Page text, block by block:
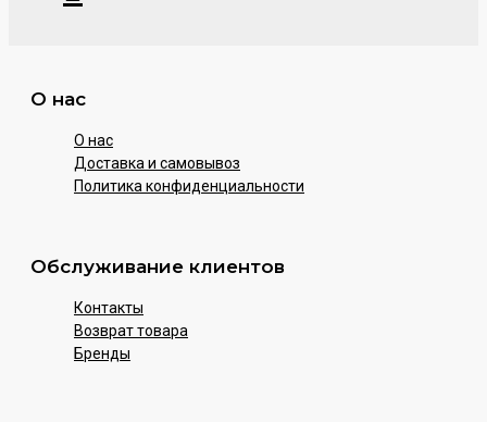
О нас
О нас
Доставка и самовывоз
Политика конфиденциальности
Обслуживание клиентов
Контакты
Возврат товара
Бренды